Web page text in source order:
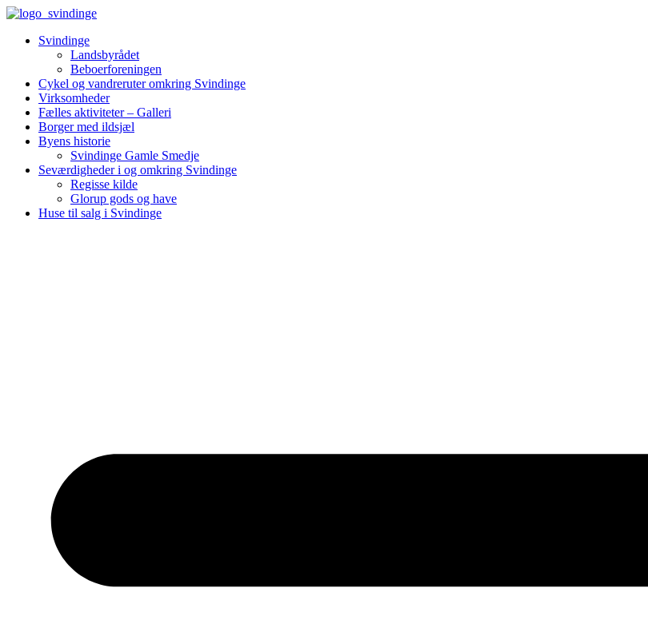
Videre
indholdSvindinge
Landsbyrådet
Beboerforeningen
Cykel og vandreruter omkring Svindinge
Virksomheder
Fælles aktiviteter – Galleri
Borger med ildsjæl
Byens historie
Svindinge Gamle Smedje
Seværdigheder i og omkring Svindinge
Regisse kilde
Glorup gods og have
Huse til salg i Svindinge